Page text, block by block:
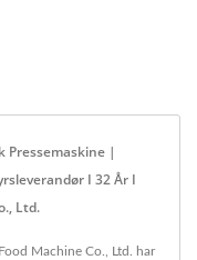
Pressemaskine |
I 32 År I
Ltd.
Machine Co., Ltd. har